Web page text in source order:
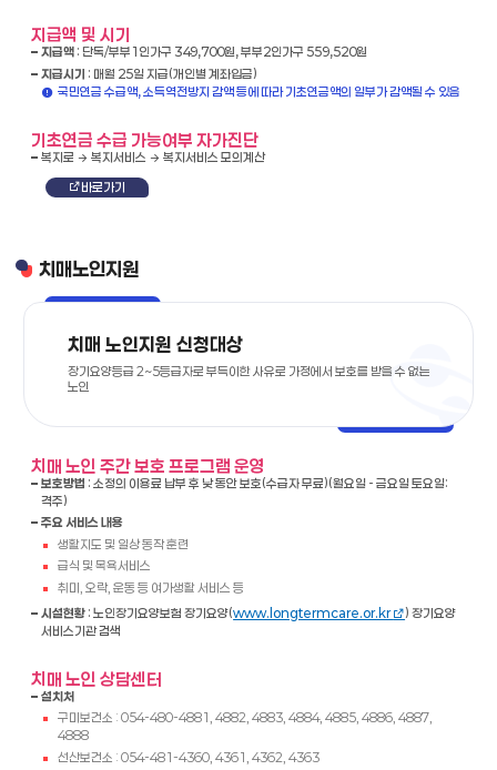
지급액 및 시기
지급액 : 단독/부부1인가구 349,700원, 부부2인가구 559,520원
지급시기 : 매월 25일 지급(개인별 계좌입금)
국민연금 수급액, 소득역전방지 감액 등에 따라 기초연금액의 일부가 감액될 수 있음
기초연금 수급 가능여부 자가진단
복지로 복지서비스 복지서비스 모의계산
바로가기
치매노인지원
치매 노인지원 신청대상
장기요양등급 2~5등급자로 부득이한 사유로 가정에서 보호를 받을 수 없는
노인
치매 노인 주간 보호 프로그램 운영
보호방법 : 소정의 이용료 납부 후 낮 동안 보호(수급자 무료)(월요일 - 금요일 토요일:
격주)
주요 서비스 내용
생활지도 및 일상 동작 훈련
급식 및 목욕서비스
취미, 오락, 운동 등 여가생활 서비스 등
시설현황 : 노인장기요양보험 장기요양(www.longtermcare.or.kr
) 장기요양
서비스기관 검색
치매 노인 상담센터
설치처
구미보건소 : 054-480-4881, 4882, 4883, 4884, 4885, 4886, 4887,
4888
선산보건소 : 054-481-4360, 4361, 4362, 4363